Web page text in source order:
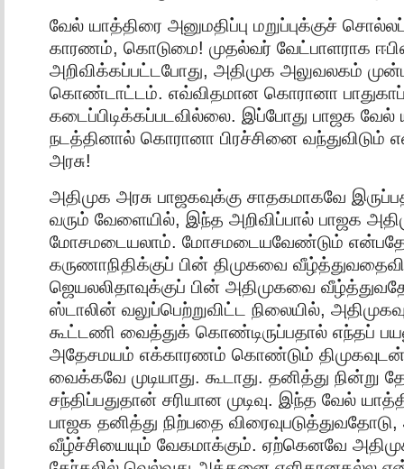
வேல் யாத்திரை அனுமதிப்பு மறுப்புக்குச்
காரணம், கொடுமை! முதல்வர் வேட்பாளராக
அறிவிக்கப்பட்டபோது, அதிமுக அலுவலகம்
கொண்டாட்டம். எவ்விதமான கொரானா
கடைப்பிடிக்கப்படவில்லை. இப்போது பாஜக வேல்
நடத்தினால் கொரானா பிரச்சினை வந்துவிடும்
அரசு!
அதிமுக அரசு பாஜகவுக்கு சாதகமாகவே
வரும் வேளையில், இந்த அறிவிப்பால் பாஜக
மோசமடையலாம். மோசமடையவேண்டும்
கருணாநிதிக்குப் பின் திமுகவை
ஜெயலலிதாவுக்குப் பின் அதிமுகவை
ஸ்டாலின் வலுப்பெற்றுவிட்ட நிலையில்,
கூட்டணி வைத்துக் கொண்டிருப்பதால் எந்தப்
அதேசமயம் எக்காரணம் கொண்டும்
வைக்கவே முடியாது. கூடாது. தனித்து நின்று
சந்திப்பதுதான் சரியான முடிவு. இந்த வேல்
பாஜக தனித்து நிற்பதை
வீழ்ச்சியையும் வேகமாக்கும். ஏற்கெனவே